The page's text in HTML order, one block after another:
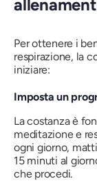
Per ottenere i
respirazione, la
iniziare:
Imposta un
La costanza è
meditazione e
ogni giorno,
15 minuti al
che procedi.